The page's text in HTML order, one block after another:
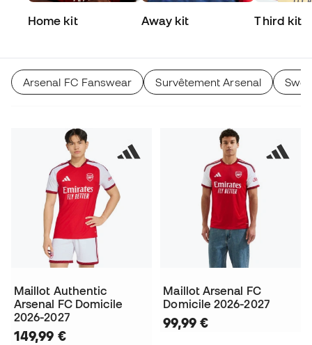
Home kit Away kit Third kit
Arsenal FC Fanswear Survêtement Arsenal
Maillot Authentic
Arsenal FC Domicile
2026-2027
149,99 €
Maillot Arsenal FC
Domicile 2026-2027
99,99 €